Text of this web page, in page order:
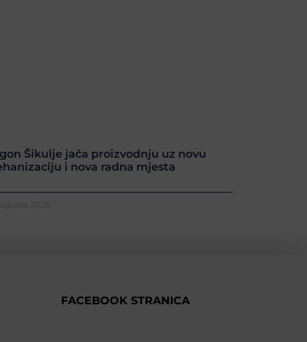
Šikulje jača proizvodnju uz novu
i nova radna mjesta
2026.
FACEBOOK STRANICA